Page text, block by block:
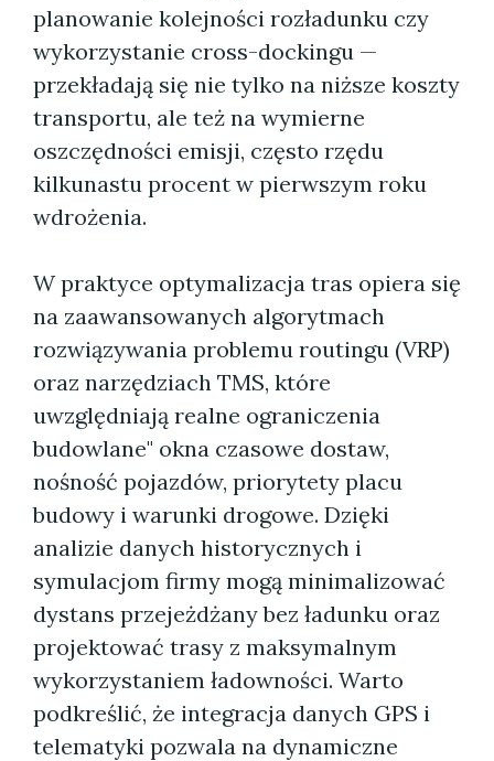
planowanie kolejności rozładunku czy
wykorzystanie cross-dockingu —
przekładają się nie tylko na niższe koszty
transportu, ale też na wymierne
oszczędności emisji, często rzędu
kilkunastu procent w pierwszym roku
wdrożenia.
W praktyce optymalizacja tras opiera się
na zaawansowanych algorytmach
rozwiązywania problemu routingu (VRP)
oraz narzędziach TMS, które
uwzględniają realne ograniczenia
budowlane" okna czasowe dostaw,
nośność pojazdów, priorytety placu
budowy i warunki drogowe. Dzięki
analizie danych historycznych i
symulacjom firmy mogą minimalizować
dystans przejeżdżany bez ładunku oraz
projektować trasy z maksymalnym
wykorzystaniem ładowności. Warto
podkreślić, że integracja danych GPS i
telematyki pozwala na dynamiczne